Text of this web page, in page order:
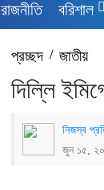
রাজনীতি বরিশাল
প্রচ্ছদ/জাতীয়
দিল্লি
নিজস্ব
জুন ১৫,